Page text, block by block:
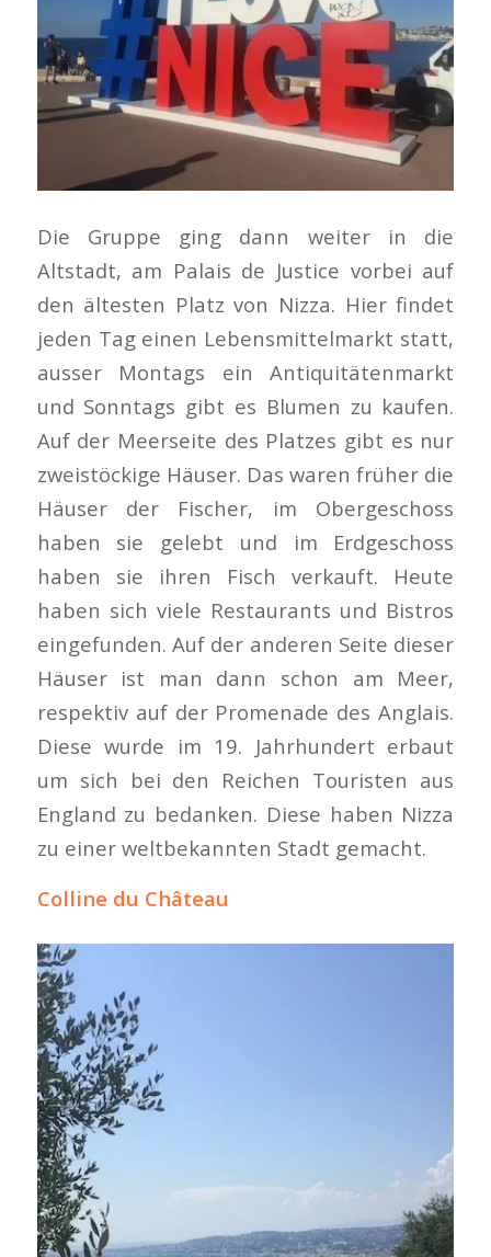
Die Gruppe ging dann weiter in die
Altstadt, am Palais de Justice vorbei auf
den ältesten Platz von Nizza. Hier findet
jeden Tag einen Lebensmittelmarkt statt,
ausser Montags ein Antiquitätenmarkt
und Sonntags gibt es Blumen zu kaufen.
Auf der Meerseite des Platzes gibt es nur
zweistöckige Häuser. Das waren früher die
Häuser der Fischer, im Obergeschoss
haben sie gelebt und im Erdgeschoss
haben sie ihren Fisch verkauft. Heute
haben sich viele Restaurants und Bistros
eingefunden. Auf der anderen Seite dieser
Häuser ist man dann schon am Meer,
respektiv auf der Promenade des Anglais.
Diese wurde im 19. Jahrhundert erbaut
um sich bei den Reichen Touristen aus
England zu bedanken. Diese haben Nizza
zu einer weltbekannten Stadt gemacht.
Colline du Château